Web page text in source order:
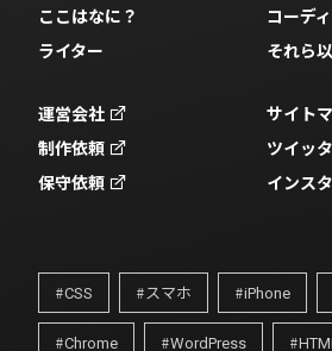
ここはなに？
ライター
コーデ
それら
運営会社
制作依頼
保守依頼
サイト
ツイッ
インス
CSS スマホ iPhone
Chrome WordPress HTML